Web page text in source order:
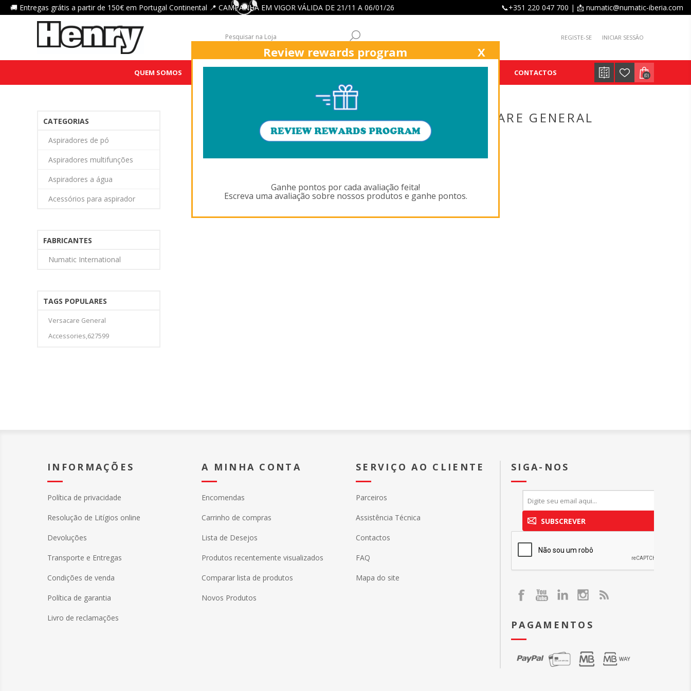
🚚 Entregas grátis a partir de 150€ em Portugal Continental 📍 CAMPANHA EM VIGOR VÁLIDA DE 21/11 A 06/01/26 📞+351 220 047 700 | 📩 numatic@numatic-iberia.com
REGISTE-SE INICIAR SESSÃO
QUEM SOMOS CONTACTOS (0)
PRODUTOS MARCADOS COM 'VERSACARE GENERAL
ACCESSORIES,905234'
CATEGORIAS
Aspiradores de pó
Aspiradores multifunções
Aspiradores a água
Acessórios para aspirador
FABRICANTES
Numatic International
TAGS POPULARES
Versacare General
Accessories,627599
INFORMAÇÕES
Política de privacidade
Resolução de Litígios online
Devoluções
Transporte e Entregas
Condições de venda
Política de garantia
Livro de reclamações
A MINHA CONTA
Encomendas
Carrinho de compras
Lista de Desejos
Produtos recentemente visualizados
Comparar lista de produtos
Novos Produtos
SERVIÇO AO CLIENTE
Parceiros
Assistência Técnica
Contactos
FAQ
Mapa do site
SIGA-NOS
SUBSCREVER
PAGAMENTOS
Review rewards program X
Ganhe pontos por cada avaliação feita!
Escreva uma avaliação sobre nossos produtos e ganhe pontos.